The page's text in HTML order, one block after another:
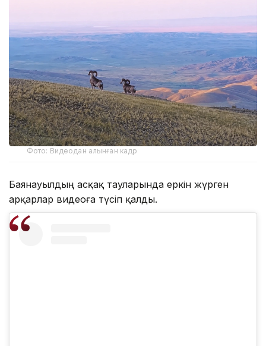
Фото: Видеодан алынған кадр
Баянауылдың асқақ тауларында еркін жүрген
арқарлар видеоға түсіп қалды.